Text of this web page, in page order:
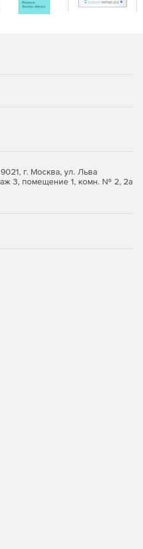
бизнес-требований.
и сторонних
с веб-изоляцией.
новых уязвимых
компьютеров, не
настройкам
г. Москва, ул. Льва
3, помещение 1, комн. № 2, 2а